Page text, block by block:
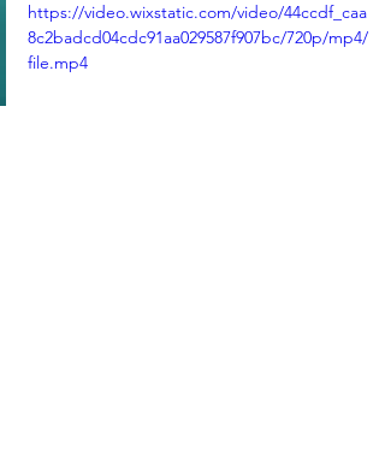
https://video.wixstatic.com/video/44ccdf_caa
8c2badcd04cdc91aa029587f907bc/720p/mp4/
file.mp4